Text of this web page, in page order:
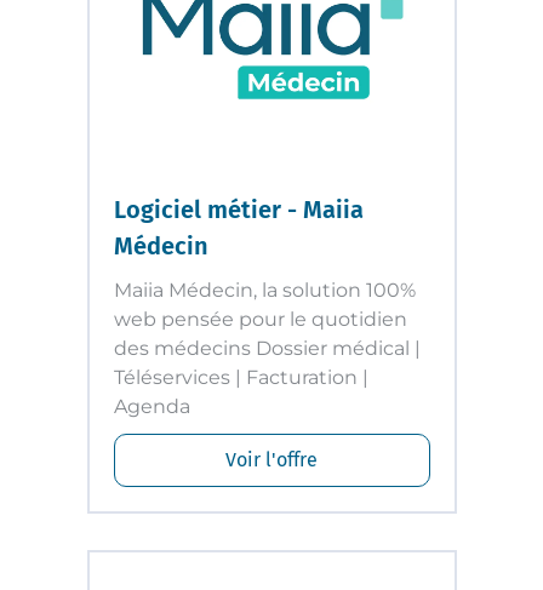
Logiciel métier - Maiia
Médecin
Maiia Médecin, la solution 100%
web pensée pour le quotidien
des médecins Dossier médical |
Téléservices | Facturation |
Agenda
Voir l'offre